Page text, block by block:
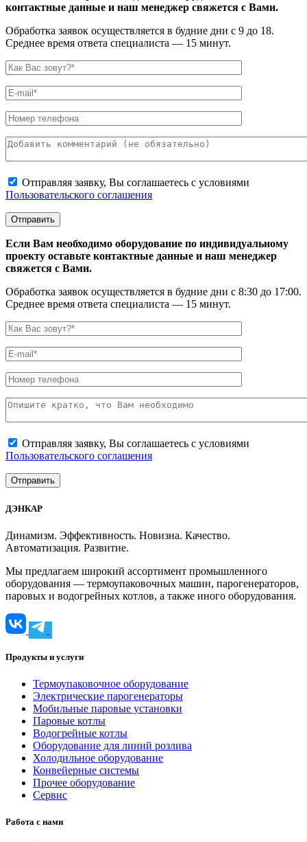
контактные данные и наш менеджер свяжется с Вами.
Обработка заявок осуществляется в будние дни с 9 до 18.
Среднее время ответа специалиста — 15 минут.
Отправляя заявку, Вы соглашаетесь с условиями
Пользовательского соглашения
Если Вам необходимо оборудование по индивидуальному
проекту оставьте контактные данные и наш менеджер
свяжется с Вами.
Обработка заявок осуществляется в будние дни с 8:30 до 17:00.
Среднее время ответа специалиста — 15 минут.
Отправляя заявку, Вы соглашаетесь с условиями
Пользовательского соглашения
ДЭНКАР
Динамизм. Эффективность. Новизна. Качество.
Автоматизация. Развитие.
Мы предлагаем широкий ассортимент промышленного
оборудования — термоупаковочных машин, парогенераторов,
паровых и водогрейных котлов, а также иного оборудования.
Продукты и услуги
Термоупаковочное оборудование
Электрические парогенераторы
Мобильные паровые установки
Паровые котлы
Водогрейные котлы
Оборудование для линий розлива
Холодильное оборудование
Конвейерные системы
Прочее оборудование
Сервис
Работа с нами